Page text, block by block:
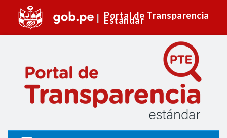
Portal de Transparencia
Estándar